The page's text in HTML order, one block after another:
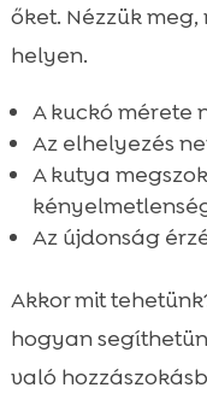
őket. Nézzük
helyen.
A kuckó mérete
Az elhelyezés
A kutya
Az újdonság
Akkor mit
hogyan
való